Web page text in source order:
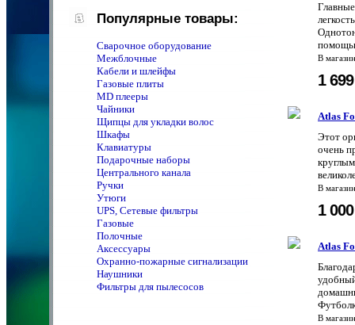
Популярные товары:
Сварочное оборудование
Межблочные
Кабели и шлейфы
Газовые плиты
MD плееры
Чайники
Щипцы для укладки волос
Шкафы
Клавиатуры
Подарочные наборы
Центрального канала
Ручки
Утюги
UPS, Сетевые фильтры
Газовые
Полочные
Аксессуары
Охранно-пожарные сигнализации
Наушники
Фильтры для пылесосов
В
1
Atlas
Этот
очень
В
1
Atlas
В